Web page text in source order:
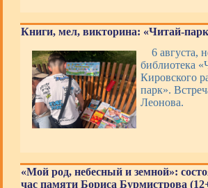
Книги, мел, викторина: «Читай-
6 августа,
библиотека
Кировского
парк».
Леонова.
«Мой род, небесный и земной»:
час памяти Бориса Бурмистрова